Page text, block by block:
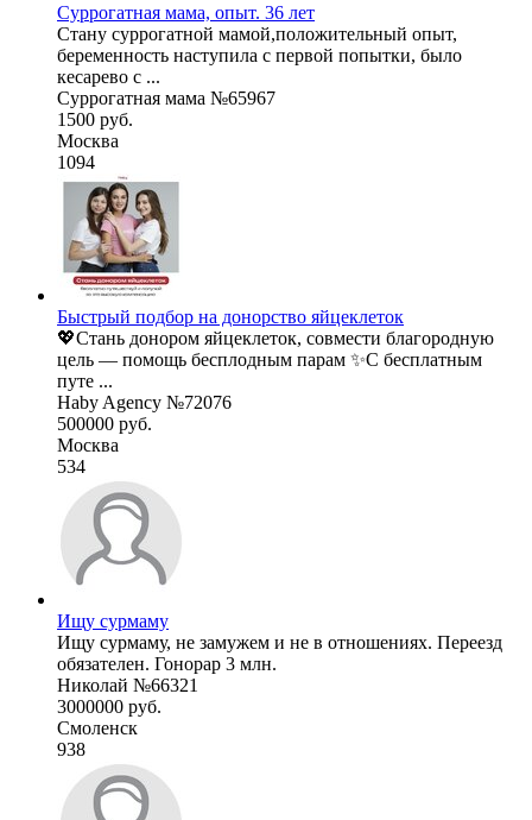
Суррогатная мама, опыт. 36 лет
Стану суррогатной мамой,положительный опыт,
беременность наступила с первой попытки, было
кесарево с ...
Суррогатная мама №65967
1500 руб.
Москва
1094
Быстрый подбор на донорство яйцеклеток
💖Стань донором яйцеклеток, совмести благородную
цель — помощь бесплодным парам ✨С бесплатным
путе ...
Haby Agency №72076
500000 руб.
Москва
534
Ищу сурмаму
Ищу сурмаму, не замужем и не в отношениях. Переезд
обязателен. Гонорар 3 млн.
Николай №66321
3000000 руб.
Смоленск
938